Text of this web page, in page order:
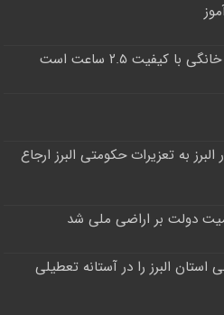
کیفیت ۲.۵ ساعت است
در البرز به تعزیرات حکومتی البرز ارجاع
دولت بر اراضی ملی شد
البرز را در آستانه تعطیلی